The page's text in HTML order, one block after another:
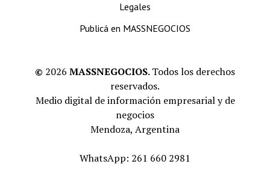
Legales
Publicá en MASSNEGOCIOS
© 2026 MASSNEGOCIOS.Todos los derechos
reservados.
Medio digital de información empresarial y de
negocios
Mendoza, Argentina
WhatsApp: 261 660 2981